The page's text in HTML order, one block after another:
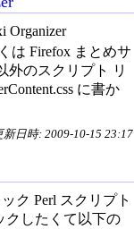
Organizer
は Firefox まとめサ
外のスクリプト リ
に書か
新日時: 2009-10-15 23:17
ク Perl スクリプト
クしたくて以下の